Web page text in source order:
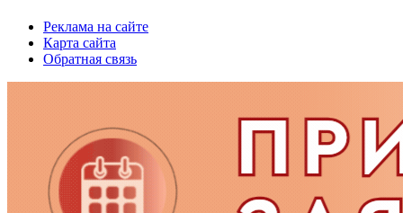
Реклама на сайте
Карта сайта
Обратная связь